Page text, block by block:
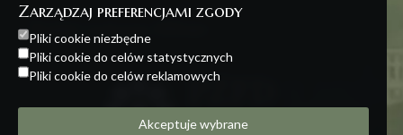
Zarządzaj preferencjami zgody
Pliki cookie niezbędne
Pliki cookie do celów statystycznych
Pliki cookie do celów reklamowych
Akceptuje wybrane